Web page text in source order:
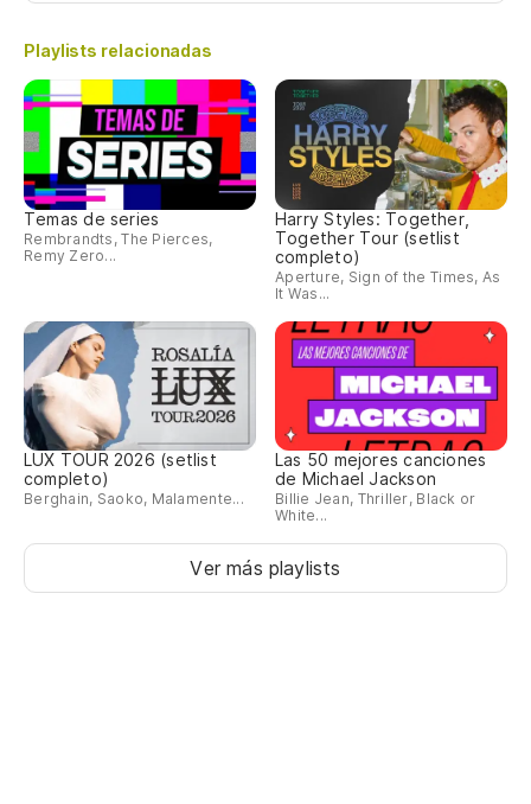
Playlists relacionadas
Temas de series
Rembrandts, The Pierces,
Remy Zero...
Harry Styles: Together,
Together Tour (setlist
completo)
Aperture, Sign of the Times, As
It Was...
LUX TOUR 2026 (setlist
completo)
Berghain, Saoko, Malamente...
Las 50 mejores canciones
de Michael Jackson
Billie Jean, Thriller, Black or
White...
Ver más playlists